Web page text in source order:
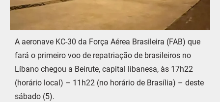
A aeronave KC-30 da Força Aérea Brasileira (FAB) que
fará o primeiro voo de repatriação de brasileiros no
Líbano chegou a Beirute, capital libanesa, às 17h22
(horário local) – 11h22 (no horário de Brasília) – deste
sábado (5).